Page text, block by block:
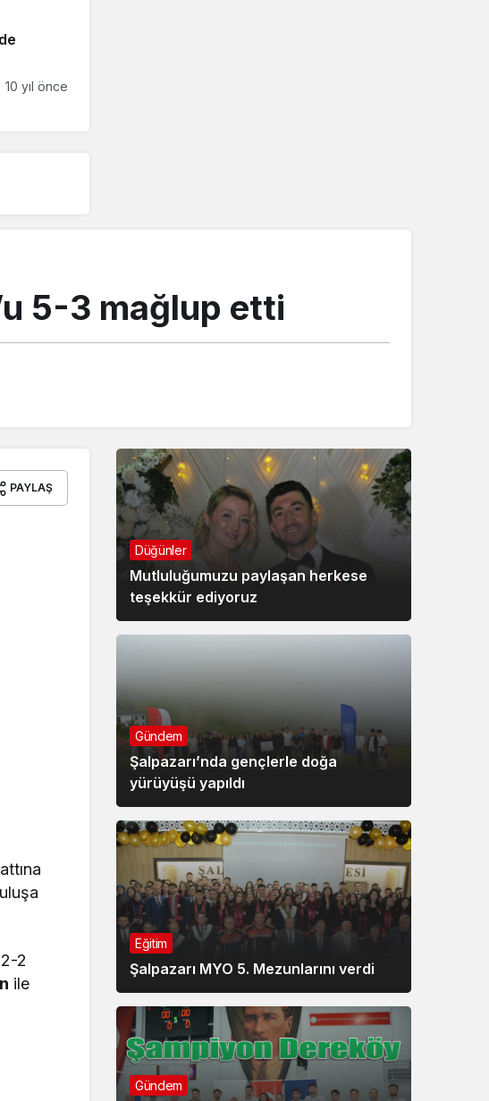
10 yıl önce
5-3 mağlup etti
PAYLAŞ
2
ile
Düğünler
Mutluluğumuzu paylaşan herkese
teşekkür ediyoruz
Gündem
Şalpazarı’nda gençlerle doğa
yürüyüşü yapıldı
Eğitim
Şalpazarı MYO 5. Mezunlarını verdi
Gündem